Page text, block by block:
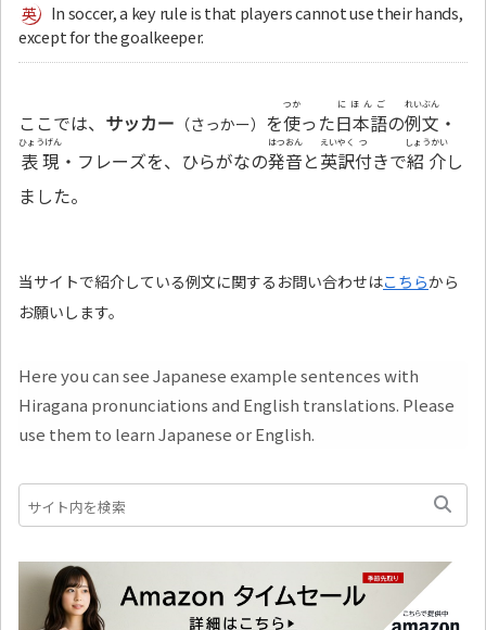
In soccer, a key rule is that players cannot use their hands,
except for the goalkeeper.
ここでは、 サッカー （さっかー） を使
つか
った日本語
にほんご
の例文
れいぶん
・
表現
ひょうげん
・フレーズを、ひらがなの発音
はつおん
と英訳
えいやく
付
つ
きで紹介
しょうかい
し
ました。
当サイトで紹介している例文に関するお問い合わせはこちらから
お願いします。
Here you can see Japanese example sentences with
Hiragana pronunciations and English translations. Please
use them to learn Japanese or English.